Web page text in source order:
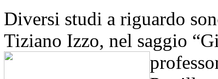
Diversi studi a riguardo
Tiziano Izzo, nel saggio